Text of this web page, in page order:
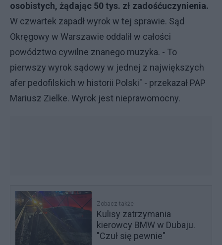
osobistych, żądając 50 tys. zł zadośćuczynienia.
W czwartek zapadł wyrok w tej sprawie. Sąd
Okręgowy w Warszawie oddalił w całości
powództwo cywilne znanego muzyka. - To
pierwszy wyrok sądowy w jednej z największych
afer pedofilskich w historii Polski" - przekazał PAP
Mariusz Zielke. Wyrok jest nieprawomocny.
Zobacz także
Kulisy zatrzymania
kierowcy BMW w Dubaju.
"Czuł się pewnie"